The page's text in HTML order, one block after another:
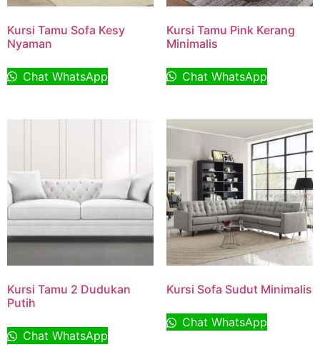
Kursi Tamu Sofa Kesy
Nyaman
Chat WhatsApp
Kursi Tamu Pink Kerang
Minimalis
Chat WhatsApp
Kursi Tamu 2 Dudukan
Putih
Chat WhatsApp
Kursi Sofa Sudut Minimalis
Chat WhatsApp